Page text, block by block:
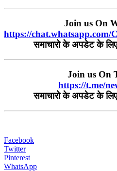
Join us On
https://
समाचारो के अपडेट के लिए
Join us On
https://t.me/
समाचारोकेअपडेटके
Facebook
Twitter
Pinterest
WhatsApp